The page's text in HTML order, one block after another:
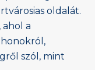
oldalát.
ahol a
szól, mint